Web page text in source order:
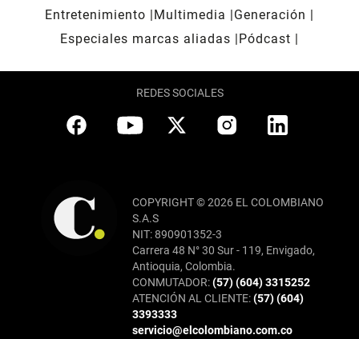
Entretenimiento
Multimedia
Generación
Especiales marcas aliadas
Pódcast
REDES SOCIALES
COPYRIGHT © 2026 EL COLOMBIANO
S.A.S
NIT: 890901352-3
Carrera 48 N° 30 Sur - 119, Envigado,
Antioquia, Colombia.
CONMUTADOR:(57) (604) 3315252
ATENCIÓN AL CLIENTE:(57) (604)
3393333
servicio@elcolombiano.com.co